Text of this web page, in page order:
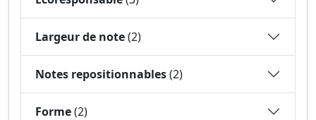
Largeur de note(2)
Notes repositionnables(2)
Forme(2)